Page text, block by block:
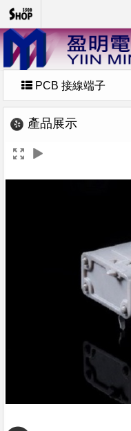
PCB 接線端子
產品展示